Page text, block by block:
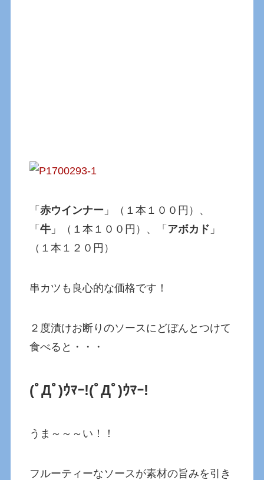
「赤ウインナー 」（１本１００円）、
「牛 」（１本１００円）、「 アボカド 」
（１本１２０円）
串カツも良心的な価格です！
２度漬けお断りのソースにどぼんとつけて
食べると・・・
(ﾟДﾟ)ｳﾏｰ!(ﾟДﾟ)ｳﾏｰ!
うま～～～い！！
フルーティーなソースが素材の旨みを引き